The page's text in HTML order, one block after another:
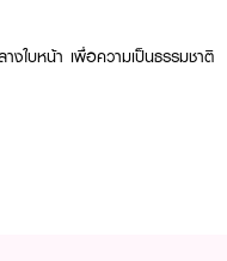
ใบหน้า เพื่อความเป็นธรรมชาติ